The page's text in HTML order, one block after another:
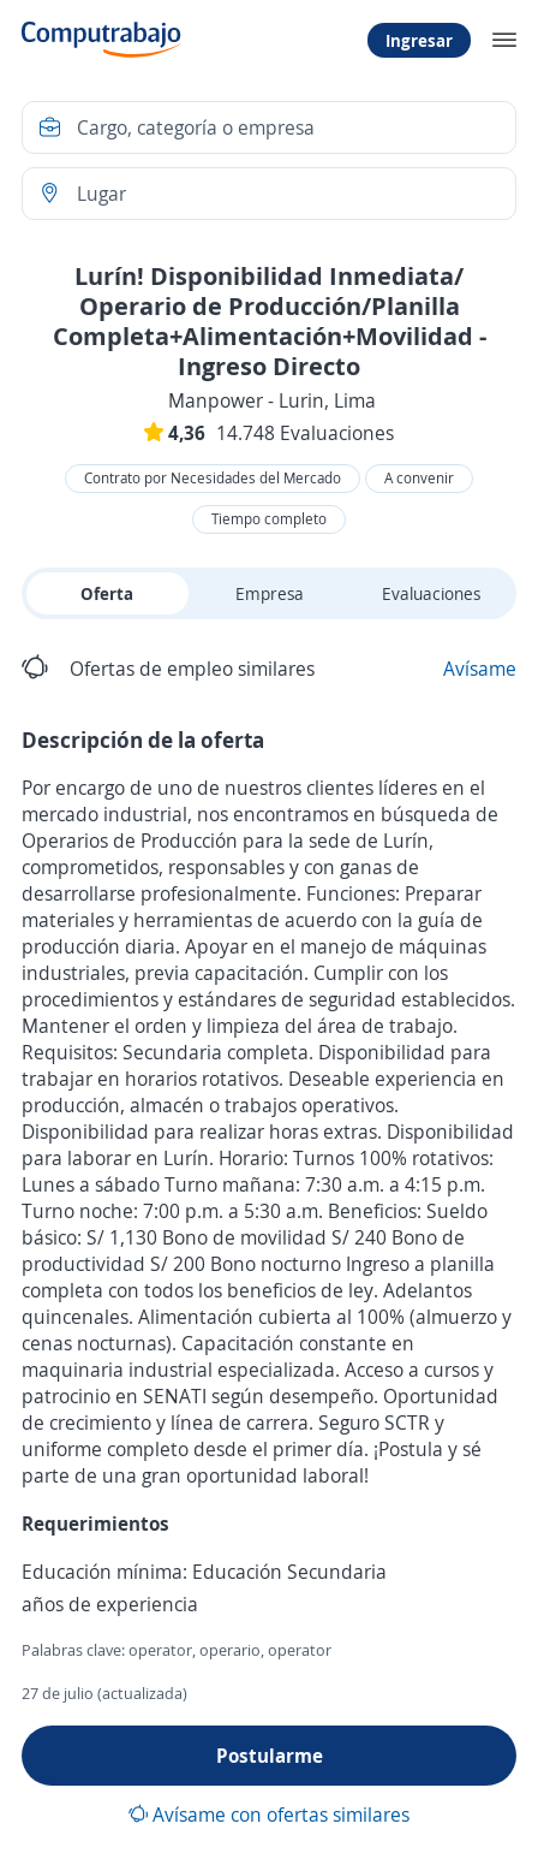
Ingresar
Lurín! Disponibilidad Inmediata/
Operario de Producción/Planilla
Completa+Alimentación+Movilidad -
Ingreso Directo
Manpower - Lurin, Lima
4,36 14.748 Evaluaciones
Contrato por Necesidades del Mercado
A convenir
Tiempo completo
Oferta Empresa Evaluaciones
Ofertas de empleo similares Avísame
Descripción de la oferta
Por encargo de uno de nuestros clientes líderes en el
mercado industrial, nos encontramos en búsqueda de
Operarios de Producción para la sede de Lurín,
comprometidos, responsables y con ganas de
desarrollarse profesionalmente. Funciones: Preparar
materiales y herramientas de acuerdo con la guía de
producción diaria. Apoyar en el manejo de máquinas
industriales, previa capacitación. Cumplir con los
procedimientos y estándares de seguridad establecidos.
Mantener el orden y limpieza del área de trabajo.
Requisitos: Secundaria completa. Disponibilidad para
trabajar en horarios rotativos. Deseable experiencia en
producción, almacén o trabajos operativos.
Disponibilidad para realizar horas extras. Disponibilidad
para laborar en Lurín. Horario: Turnos 100% rotativos:
Lunes a sábado Turno mañana: 7:30 a.m. a 4:15 p.m.
Turno noche: 7:00 p.m. a 5:30 a.m. Beneficios: Sueldo
básico: S/ 1,130 Bono de movilidad S/ 240 Bono de
productividad S/ 200 Bono nocturno Ingreso a planilla
completa con todos los beneficios de ley. Adelantos
quincenales. Alimentación cubierta al 100% (almuerzo y
cenas nocturnas). Capacitación constante en
maquinaria industrial especializada. Acceso a cursos y
patrocinio en SENATI según desempeño. Oportunidad
de crecimiento y línea de carrera. Seguro SCTR y
uniforme completo desde el primer día. ¡Postula y sé
parte de una gran oportunidad laboral!
Requerimientos
Educación mínima: Educación Secundaria
años de experiencia
Palabras clave: operator, operario, operator
27 de julio (actualizada)
Postularme
Avísame con ofertas similares